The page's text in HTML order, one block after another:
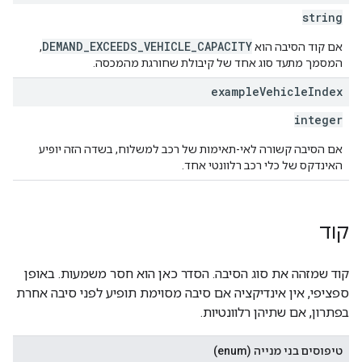
string
אם קוד הסיבה הואDEMAND_EXCEEDS_VEHICLE_CAPACITY
,
המסמך מתעד סוג אחד של קיבולת שחורגת מהמכסה.
exampleVehicleIndex
integer
אם הסיבה קשורה לאי-תאימות של רכב למשלוח, בשדה הזה יופיע
האינדקס של כלי רכב רלוונטי אחד.
קוד
קוד שמזהה את סוג הסיבה. הסדר כאן הוא חסר משמעות. באופן
ספציפי, אין אינדיקציה אם סיבה מסוימת תופיע לפני סיבה אחרת
בפתרון, אם שתיהן רלוונטיות.
טיפוסים בני מנייה (enum)